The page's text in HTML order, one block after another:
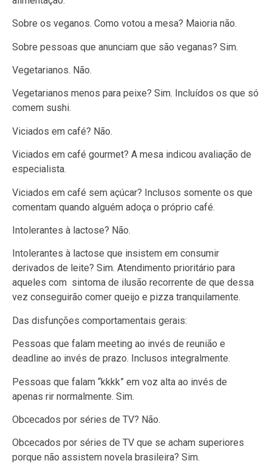
Sobre os veganos. Como votou a mesa? Maioria não.
Sobre pessoas que anunciam que são veganas? Sim.
Vegetarianos. Não.
Vegetarianos menos para peixe? Sim. Incluídos os que só
comem sushi.
Viciados em café? Não.
Viciados em café gourmet? A mesa indicou avaliação de
especialista.
Viciados em café sem açúcar? Inclusos somente os que
comentam quando alguém adoça o próprio café.
Intolerantes à lactose? Não.
Intolerantes à lactose que insistem em consumir
derivados de leite? Sim. Atendimento prioritário para
aqueles com sintoma de ilusão recorrente de que dessa
vez conseguirão comer queijo e pizza tranquilamente.
Das disfunções comportamentais gerais:
Pessoas que falam meeting ao invés de reunião e
deadline ao invés de prazo. Inclusos integralmente.
Pessoas que falam “kkkk” em voz alta ao invés de
apenas rir normalmente. Sim.
Obcecados por séries de TV? Não.
Obcecados por séries de TV que se acham superiores
porque não assistem novela brasileira? Sim.